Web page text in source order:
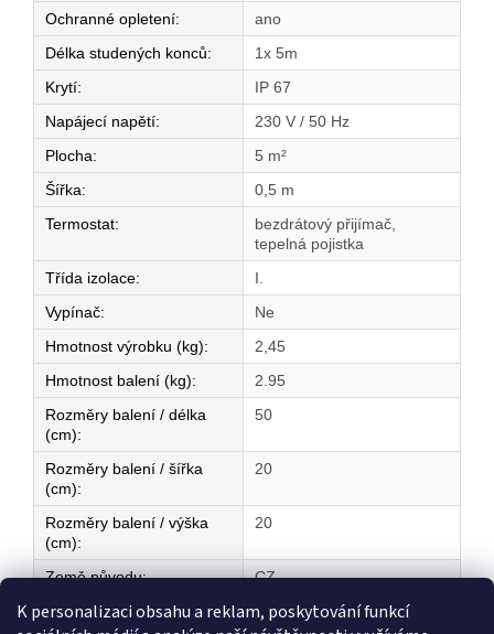
K personalizaci obsahu a reklam, poskytování funkcí
Ochranné opletení:
ano
Délka studených konců:
1x 5m
Krytí:
IP 67
Napájecí napětí:
230 V / 50 Hz
Plocha:
5 m²
Šířka:
0,5 m
Termostat:
bezdrátový přijímač,
tepelná pojistka
Třída izolace:
I.
Vypínač:
Ne
Hmotnost výrobku (kg):
2,45
Hmotnost balení (kg):
2.95
Rozměry balení / délka
(cm):
50
Rozměry balení / šířka
(cm):
20
Rozměry balení / výška
(cm):
20
Země původu: CZ